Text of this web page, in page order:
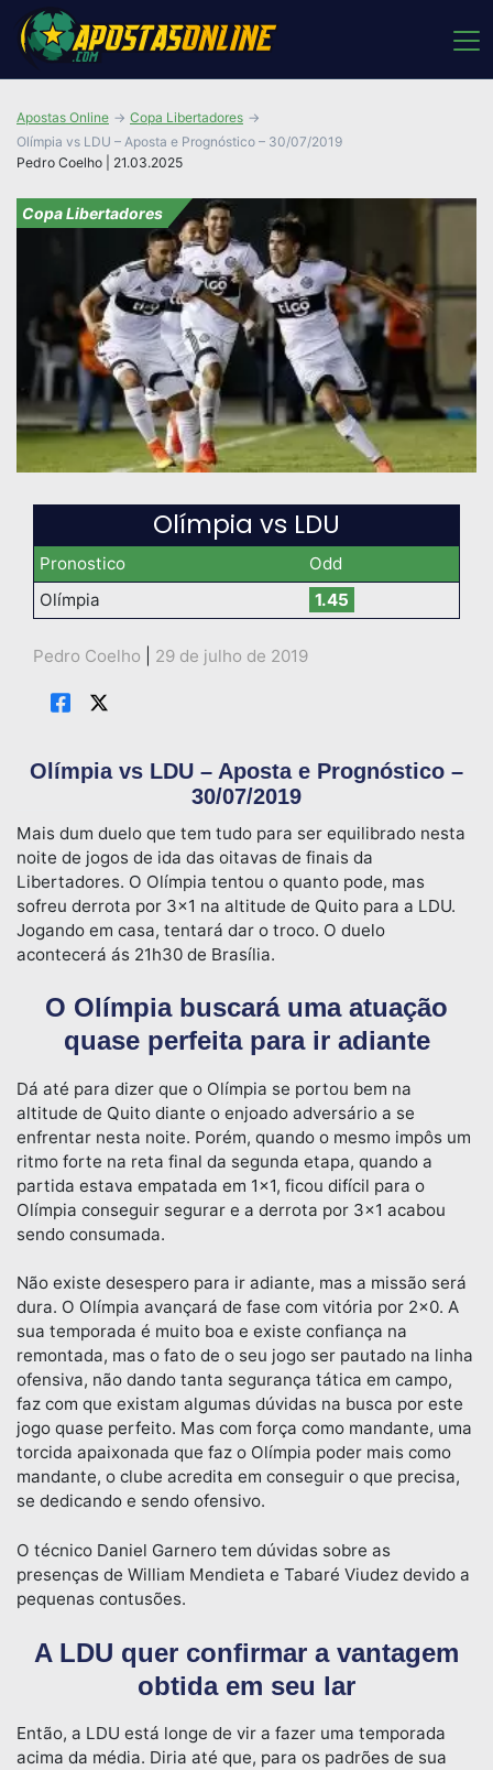
Pedro Coelho | 21.03.2025
Apostas Online
Copa Libertadores
Olímpia vs LDU – Aposta e Prognóstico – 30/07/2019
Copa Libertadores
Olímpia vs LDU
Pronostico
Odd
Olímpia
1.45
Pedro Coelho 29 de julho de 2019
Olímpia vs LDU – Aposta e Prognóstico –
30/07/2019
Mais dum duelo que tem tudo para ser equilibrado nesta
noite de jogos de ida das oitavas de finais da
Libertadores. O Olímpia tentou o quanto pode, mas
sofreu derrota por 3×1 na altitude de Quito para a LDU.
Jogando em casa, tentará dar o troco. O duelo
acontecerá ás 21h30 de Brasília.
O Olímpia buscará uma atuação
quase perfeita para ir adiante
Dá até para dizer que o Olímpia se portou bem na
altitude de Quito diante o enjoado adversário a se
enfrentar nesta noite. Porém, quando o mesmo impôs um
ritmo forte na reta final da segunda etapa, quando a
partida estava empatada em 1×1, ficou difícil para o
Olímpia conseguir segurar e a derrota por 3×1 acabou
sendo consumada.
Não existe desespero para ir adiante, mas a missão será
dura. O Olímpia avançará de fase com vitória por 2×0. A
sua temporada é muito boa e existe confiança na
remontada, mas o fato de o seu jogo ser pautado na linha
ofensiva, não dando tanta segurança tática em campo,
faz com que existam algumas dúvidas na busca por este
jogo quase perfeito. Mas com força como mandante, uma
torcida apaixonada que faz o Olímpia poder mais como
mandante, o clube acredita em conseguir o que precisa,
se dedicando e sendo ofensivo.
O técnico Daniel Garnero tem dúvidas sobre as
presenças de William Mendieta e Tabaré Viudez devido a
pequenas contusões.
A LDU quer confirmar a vantagem
obtida em seu lar
Então, a LDU está longe de vir a fazer uma temporada
acima da média. Diria até que, para os padrões de sua